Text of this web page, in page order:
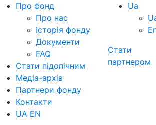
Про фонд
Про нас
Історія фонду
Документи
FAQ
Стати підопічним
Медіа-архів
Партнери фонду
Контакти
UA EN
Ua
Стати
партнером